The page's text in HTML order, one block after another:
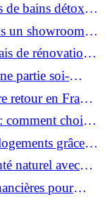
de bains détox
un showroom-
de rénovation à
partie soi-
retour en France
comment choisir
grâce à
naturel avec
pour